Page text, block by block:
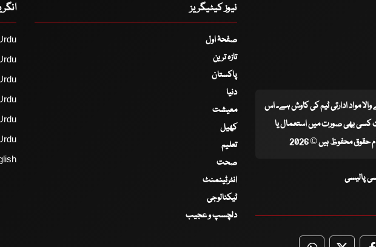
والا مواد ادارتی ٹیم کی کاوش ہے۔ اس
کسی بھی صورت میں استعمال یا
محفوظ ہیں © 2026
پالیسی
نیوز کیٹیگریز
صفحۂ اول
تازہ ترین
پاکستان
دنیا
معیشت
کھیل
تعلیم
صحت
انٹرٹینمنٹ
ٹیکنالوجی
دلچسپ و عجیب